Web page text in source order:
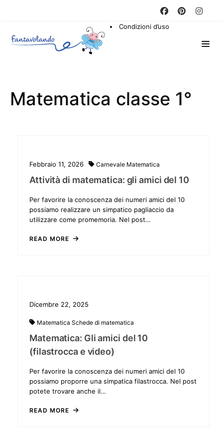
Condizioni d’uso
Matematica classe 1°
Febbraio 11, 2026 Carnevale Matematica
Attività di matematica: gli amici del 10
Per favorire la conoscenza dei numeri amici del 10
possiamo realizzare un simpatico pagliaccio da
utilizzare come promemoria. Nel post…
READ MORE
Dicembre 22, 2025
Matematica Schede di matematica
Matematica: Gli amici del 10
(filastrocca e video)
Per favorire la conoscenza dei numeri amici del 10
possiamo proporre una simpatica filastrocca. Nel post
potete trovare anche il…
READ MORE